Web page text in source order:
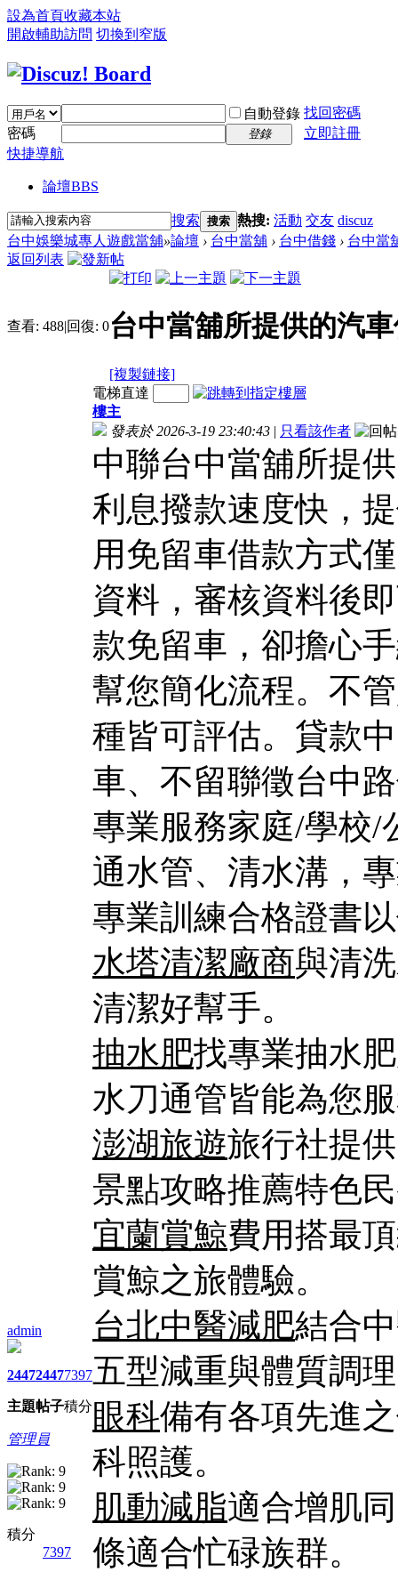
設為首頁收藏本站
開啟輔助訪問 切換到窄版
自動登錄 找回密碼
密碼
登錄
立即註冊
快捷導航
論壇BBS
搜索 搜索 熱搜: 活動 交友 discuz
台中娛樂城專人遊戲當舖»論壇 › 台中當舖 › 台中借錢 › 台中當
返回列表
查看: 488|回復: 0台中當舖所提供的汽
[複製鏈接]
admin
2447
主題
2447
帖子
7397
積分
管理員
積分
7397
電梯直達
樓主
發表於 2026-3-19 23:40:43 | 只看該作者
中聯台中當舖所提
利息撥款速度快，
用免留車借款方式
資料，審核資料後
款免留車，卻擔心
幫您簡化流程。不
種皆可評估。貸款
車、不留聯徵台中
專業服務家庭/學校/
通水管、清水溝，
專業訓練合格證書
水塔清潔廠商與清
清潔好幫手。
抽水肥找專業抽水
水刀通管皆能為您
澎湖旅遊旅行社提
景點攻略推薦特色
宜蘭賞鯨費用搭最
賞鯨之旅體驗。
台北中醫減肥結合
五型減重與體質調
眼科備有各項先進
科照護。
肌動減脂適合增肌
條適合忙碌族群。